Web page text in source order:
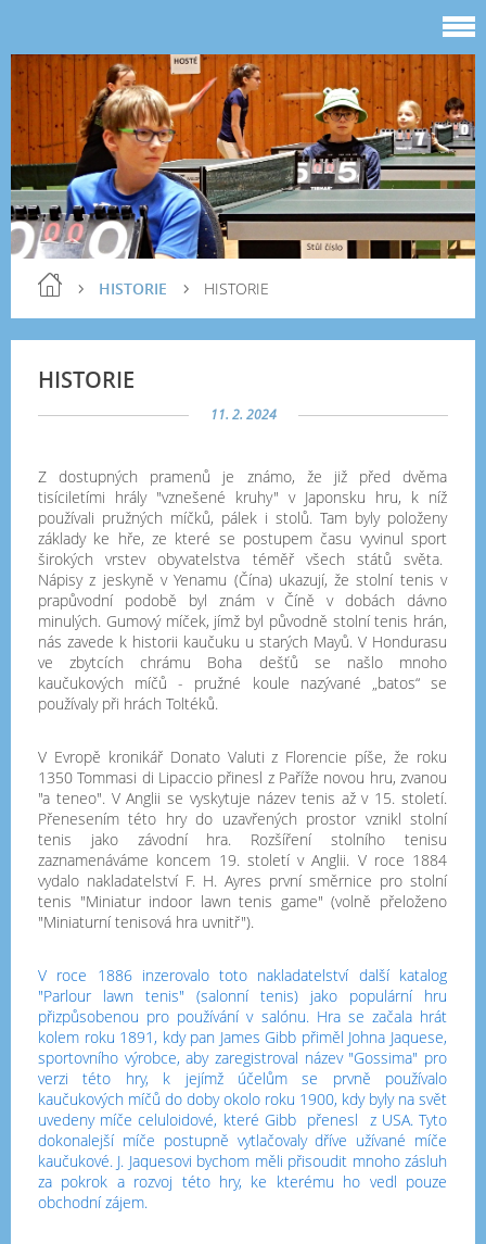
HISTORIE HISTORIE
HISTORIE
11. 2. 2024
Z dostupných pramenů je známo, že již před dvěma
tisíciletími hrály "vznešené kruhy" v Japonsku hru, k níž
používali pružných míčků, pálek i stolů. Tam byly položeny
základy ke hře, ze které se postupem času vyvinul sport
širokých vrstev obyvatelstva téměř všech států světa.
Nápisy z jeskyně v Yenamu (Čína) ukazují, že stolní tenis v
prapůvodní podobě byl znám v Číně v dobách dávno
minulých. Gumový míček, jímž byl původně stolní tenis hrán,
nás zavede k historii kaučuku u starých Mayů. V Hondurasu
ve zbytcích chrámu Boha dešťů se našlo mnoho
kaučukových míčů - pružné koule nazývané „batos“ se
používaly při hrách Toltéků.
V Evropě kronikář Donato Valuti z Florencie píše, že roku
1350 Tommasi di Lipaccio přinesl z Paříže novou hru, zvanou
"a teneo". V Anglii se vyskytuje název tenis až v 15. století.
Přenesením této hry do uzavřených prostor vznikl stolní
tenis jako závodní hra. Rozšíření stolního tenisu
zaznamenáváme koncem 19. století v Anglii. V roce 1884
vydalo nakladatelství F. H. Ayres první směrnice pro stolní
tenis "Miniatur indoor lawn tenis game" (volně přeloženo
"Miniaturní tenisová hra uvnitř").
V roce 1886 inzerovalo toto nakladatelství další katalog
"Parlour lawn tenis" (salonní tenis) jako populární hru
přizpůsobenou pro používání v salónu. Hra se začala hrát
kolem roku 1891, kdy pan James Gibb přiměl Johna Jaquese,
sportovního výrobce, aby zaregistroval název "Gossima" pro
verzi této hry, k jejímž účelům se prvně používalo
kaučukových míčů do doby okolo roku 1900, kdy byly na svět
uvedeny míče celuloidové, které Gibb přenesl z USA. Tyto
dokonalejší míče postupně vytlačovaly dříve užívané míče
kaučukové. J. Jaquesovi bychom měli přisoudit mnoho zásluh
za pokrok a rozvoj této hry, ke kterému ho vedl pouze
obchodní zájem.